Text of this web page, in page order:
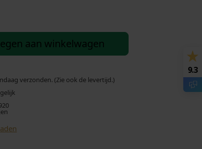
aan winkelwagen
verzonden. (Zie ook de levertijd.)
9.3